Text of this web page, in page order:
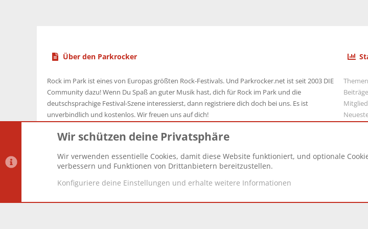
Über den Parkrocker
Rock im Park ist eines von Europas größten Rock-Festivals. Und Parkrocker.net ist seit 2003 DIE
Community dazu! Wenn Du Spaß an guter Musik hast, dich für Rock im Park und die
deutschsprachige Festival-Szene interessierst, dann registriere dich doch bei uns. Es ist
unverbindlich und kostenlos. Wir freuen uns auf dich!
Themen
Beiträge
Datenschutz-Einstellungen PR Light Deutsch [Du]
Wir schützen deine Privatsphäre
Wir verwenden essentielle Cookies, damit diese Website funktioniert, und optionale
verbessern und Funktionen von Drittanbietern bereitzustellen.
Konfiguriere deine Einstellungen und erhalte weitere Informationen